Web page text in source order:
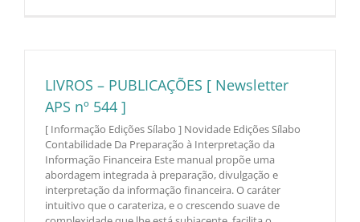
LIVROS – PUBLICAÇÕES [ Newsletter
APS nº 544 ]
[ Informação Edições Sílabo ] Novidade Edições Sílabo
Contabilidade Da Preparação à Interpretação da
Informação Financeira Este manual propõe uma
abordagem integrada à preparação, divulgação e
interpretação da informação financeira. O caráter
intuitivo que o carateriza, e o crescendo suave de